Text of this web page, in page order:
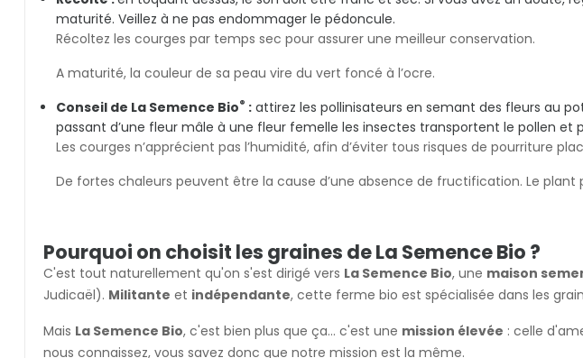
maturité. Veillez à ne pas endommager le pédoncule.
Récoltez les courges par temps sec pour assurer une meilleur conservation.
A maturité, la couleur de sa peau vire du vert foncé à l’ocre.
Conseil de La Semence Bio® : attirez les pollinisateurs en semant des fleurs au
passant d’une fleur mâle à une fleur femelle les insectes transportent le pollen
Les courges n’apprécient pas l’humidité, afin d’éviter tous risques de pourriture
De fortes chaleurs peuvent être la cause d’une absence de fructification. Le
Pourquoi on choisit les graines de La Semence Bio ?
C'est tout naturellement qu'on s'est dirigé vers La Semence Bio, une maison
Judicaël). Militante et indépendante, cette ferme bio est spécialisée dans les
Mais La Semence Bio, c'est bien plus que ça... c'est une mission élevée : celle
nous connaissez, vous savez donc que notre mission est la même.